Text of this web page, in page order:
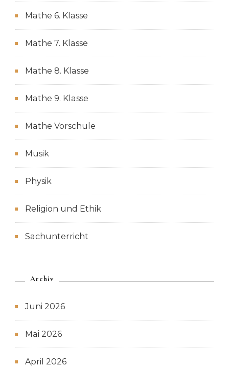
Mathe 6. Klasse
Mathe 7. Klasse
Mathe 8. Klasse
Mathe 9. Klasse
Mathe Vorschule
Musik
Physik
Religion und Ethik
Sachunterricht
Archiv
Juni 2026
Mai 2026
April 2026